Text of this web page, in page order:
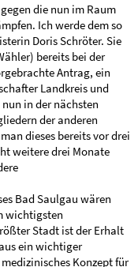
die nun im Raum
Ich werde dem so
Doris Schröter. Sie
bereits bei der
Antrag, ein
Landkreis und
in der nächsten
der anderen
dieses bereits vor drei
weitere drei Monate
Bad Saulgau wären
wichtigsten
Stadt ist der Erhalt
ein wichtiger
Konzept für